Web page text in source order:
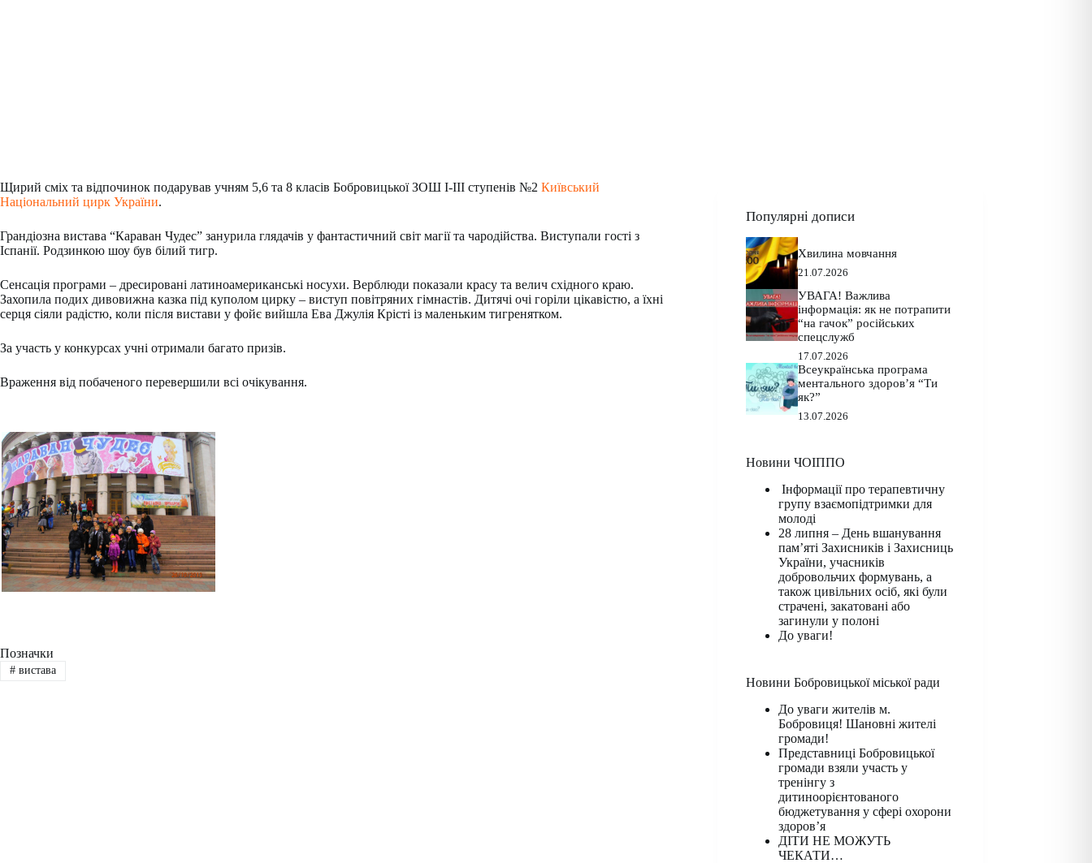
Щирий сміх та відпочинок подарував учням 5,6 та 8 класів Бобровицької ЗОШ І-ІІІ ступенів №2 Київський
Національний цирк України.
Грандіозна вистава “Караван Чудес” занурила глядачів у фантастичний світ магії та чародійства. Виступали гості з
Іспанії. Родзинкою шоу був білий тигр.
Сенсація програми – дресировані латиноамериканські носухи. Верблюди показали красу та велич східного краю.
Захопила подих дивовижна казка під куполом цирку – виступ повітряних гімнастів. Дитячі очі горіли цікавістю, а їхні
серця сіяли радістю, коли після вистави у фойє вийшла Ева Джулія Крісті із маленьким тигренятком.
За участь у конкурсах учні отримали багато призів.
Враження від побаченого перевершили всі очікування.
Позначки
#вистава
Популярні дописи
Хвилина мовчання
21.07.2026
УВАГА! Важлива
інформація: як не потрапити
“на гачок” російських
спецслужб
17.07.2026
Всеукраїнська програма
ментального здоров’я “Ти
як?”
13.07.2026
Новини ЧОІППО
Інформації про терапевтичну
групу взаємопідтримки для
молоді
28 липня – День вшанування
пам’яті Захисників і Захисниць
України, учасників
добровольчих формувань, а
також цивільних осіб, які були
страчені, закатовані або
загинули у полоні
До уваги!
Новини Бобровицької міської ради
До уваги жителів м.
Бобровиця! Шановні жителі
громади!
Представниці Бобровицької
громади взяли участь у
тренінгу з
дитиноорієнтованого
бюджетування у сфері охорони
здоров’я
ДІТИ НЕ МОЖУТЬ
ЧЕКАТИ…